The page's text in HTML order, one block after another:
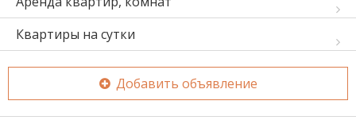
Квартиры на сутки
Добавить объявление